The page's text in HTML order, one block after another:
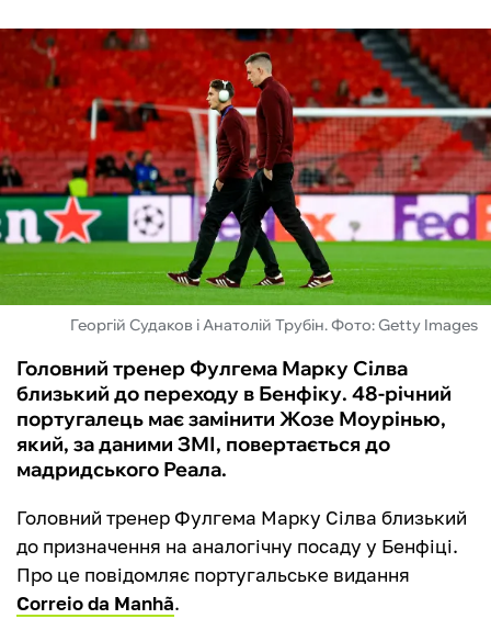
КІБЕРСПОРТ
ЧС-2026
ФУТЗАЛ
ІНШІ
БУКМЕКЕРИ
Георгій Судаков і Анатолій Трубін. Фото: Getty Images
Головний тренер Фулгема Марку Сілва
близький до переходу в Бенфіку. 48-річний
португалець має замінити Жозе Моурінью,
який, за даними ЗМІ, повертається до
мадридського Реала.
Головний тренер Фулгема Марку Сілва близький
до призначення на аналогічну посаду у Бенфіці.
Про це повідомляє португальське видання
Correio da Manhã.